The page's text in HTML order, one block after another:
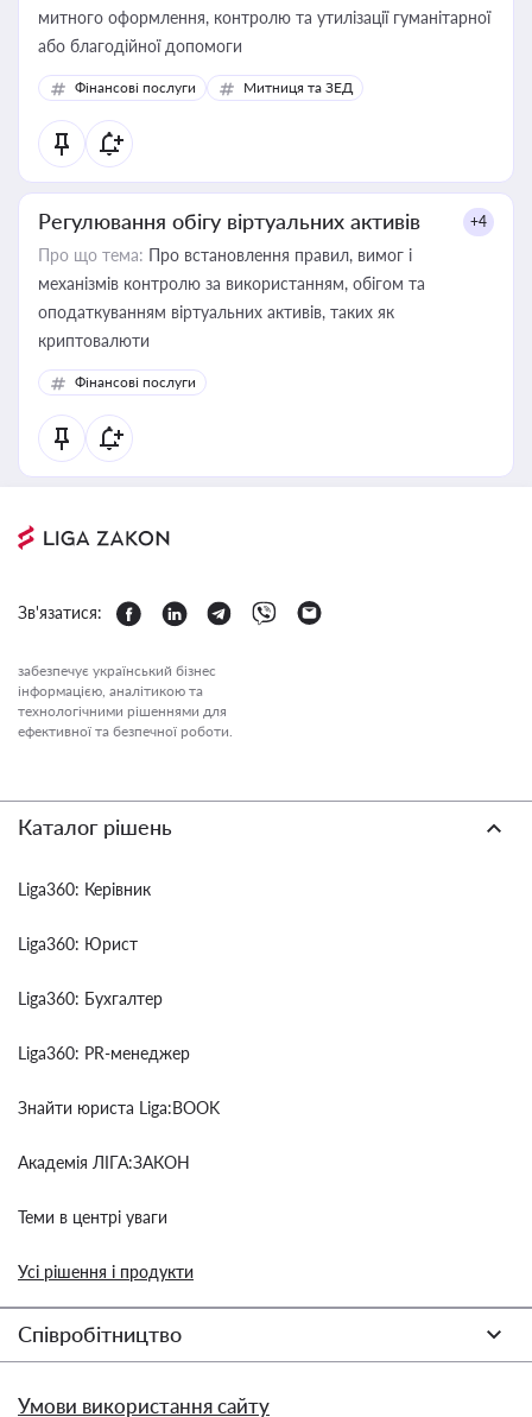
митного оформлення, контролю та утилізації гуманітарної
або благодійної допомоги
Фінансові послуги Митниця та ЗЕД
Регулювання обігу віртуальних активів +4
Про що тема: Про встановлення правил, вимог і
механізмів контролю за використанням, обігом та
оподаткуванням віртуальних активів, таких як
криптовалюти
Фінансові послуги
Зв'язатися:
забезпечує український бізнес
інформацією, аналітикою та
технологічними рішеннями для
ефективної та безпечної роботи.
Каталог рішень
Liga360: Керівник
Liga360: Юрист
Liga360: Бухгалтер
Liga360: PR-менеджер
Знайти юриста Liga:BOOK
Академія ЛІГА:ЗАКОН
Теми в центрі уваги
Усі рішення і продукти
Співробітництво
Умови використання сайту